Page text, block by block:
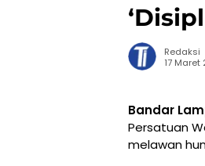
Redaksi
17 Maret
Bandar
Persatuan
melawan